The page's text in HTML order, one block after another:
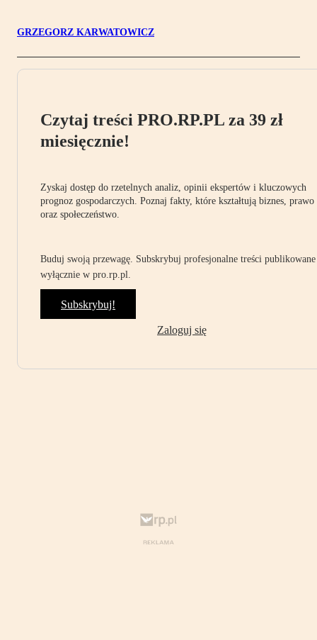
GRZEGORZ KARWATOWICZ
Czytaj treści PRO.RP.PL za 39 zł
miesięcznie!
Zyskaj dostęp do rzetelnych analiz, opinii ekspertów i kluczowych
prognoz gospodarczych. Poznaj fakty, które kształtują biznes, prawo
oraz społeczeństwo.
Buduj swoją przewagę. Subskrybuj profesjonalne treści publikowane
wyłącznie w pro.rp.pl.
Subskrybuj!
Zaloguj się